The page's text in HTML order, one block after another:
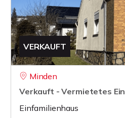
VERKAUFT
Minden
Verkauft - Vermietetes
Einfamilienhaus